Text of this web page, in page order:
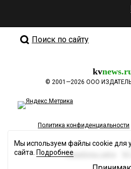
Поиск по сайту
kv
© 2001—2026 ООО
Политика конфиденциальности
Разработка сайта
Мы используем файлы cookie для
сайта. Подробнее